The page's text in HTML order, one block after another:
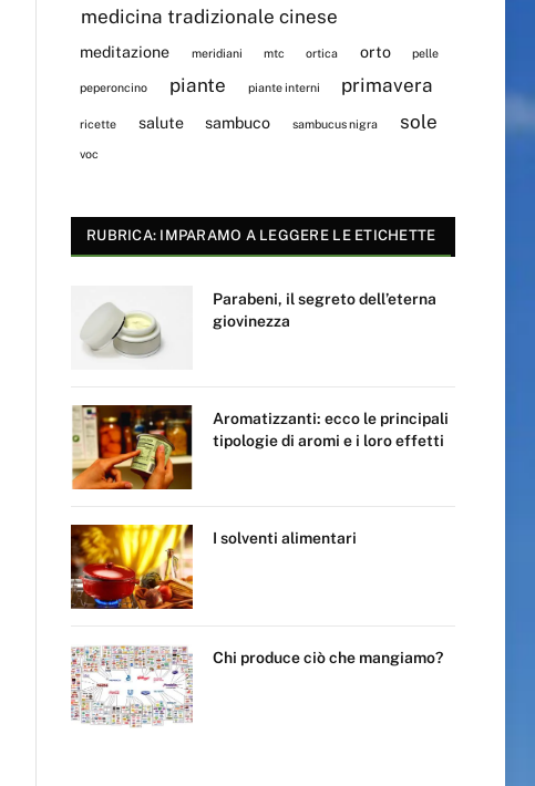
medicina tradizionale cinese
meditazione meridiani mtc ortica orto pelle
peperoncino piante piante interni primavera
ricette salute sambuco sambucus nigra sole
voc
RUBRICA: IMPARAMO A LEGGERE LE ETICHETTE
Parabeni, il segreto dell’eterna
giovinezza
Aromatizzanti: ecco le principali
tipologie di aromi e i loro effetti
I solventi alimentari
Chi produce ciò che mangiamo?